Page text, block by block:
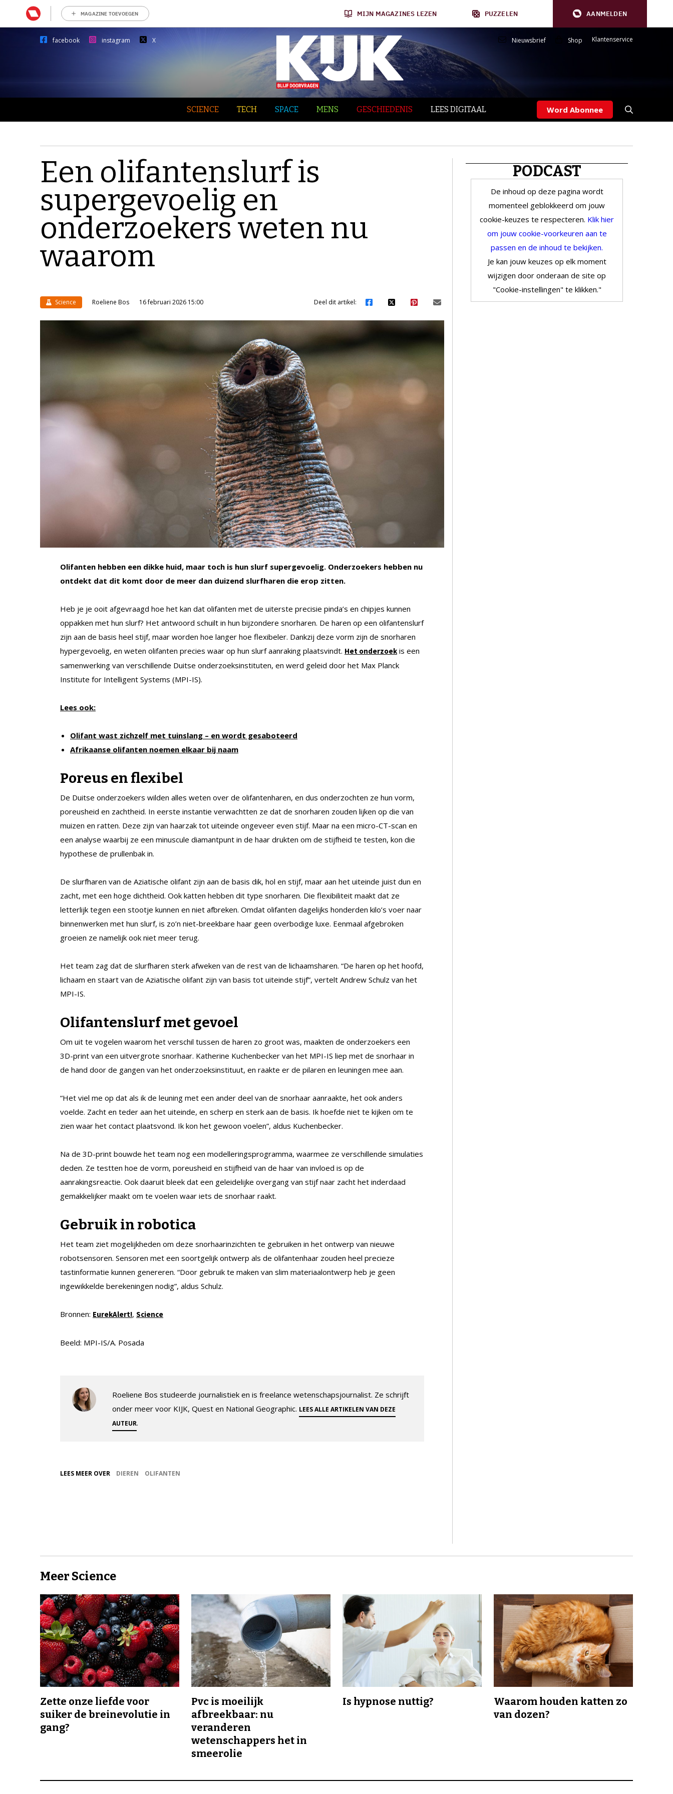
MAGAZINE TOEVOEGEN MIJN MAGAZINES LEZEN PUZZELEN AANMELDEN
facebook instagram X Nieuwsbrief Shop Klantenservice
SCIENCE TECH SPACE MENS GESCHIEDENIS LEES DIGITAAL Word Abonnee
Een olifantenslurf is
supergevoelig en
onderzoekers weten nu
waarom
Science Roeliene Bos 16 februari 2026 15:00 Deel dit artikel:
Olifanten hebben een dikke huid, maar toch is hun slurf supergevoelig. Onderzoekers hebben nu
ontdekt dat dit komt door de meer dan duizend slurfharen die erop zitten.
Heb je je ooit afgevraagd hoe het kan dat olifanten met de uiterste precisie pinda’s en chipjes kunnen
oppakken met hun slurf? Het antwoord schuilt in hun bijzondere snorharen. De haren op een olifantenslurf
zijn aan de basis heel stijf, maar worden hoe langer hoe flexibeler. Dankzij deze vorm zijn de snorharen
hypergevoelig, en weten olifanten precies waar op hun slurf aanraking plaatsvindt. Het onderzoek is een
samenwerking van verschillende Duitse onderzoeksinstituten, en werd geleid door het Max Planck
Institute for Intelligent Systems (MPI-IS).
Lees ook:
Olifant wast zichzelf met tuinslang – en wordt gesaboteerd
Afrikaanse olifanten noemen elkaar bij naam
Poreus en flexibel
De Duitse onderzoekers wilden alles weten over de olifantenharen, en dus onderzochten ze hun vorm,
poreusheid en zachtheid. In eerste instantie verwachtten ze dat de snorharen zouden lijken op die van
muizen en ratten. Deze zijn van haarzak tot uiteinde ongeveer even stijf. Maar na een micro-CT-scan en
een analyse waarbij ze een minuscule diamantpunt in de haar drukten om de stijfheid te testen, kon die
hypothese de prullenbak in.
De slurfharen van de Aziatische olifant zijn aan de basis dik, hol en stijf, maar aan het uiteinde juist dun en
zacht, met een hoge dichtheid. Ook katten hebben dit type snorharen. Die flexibiliteit maakt dat ze
letterlijk tegen een stootje kunnen en niet afbreken. Omdat olifanten dagelijks honderden kilo’s voer naar
binnenwerken met hun slurf, is zo’n niet-breekbare haar geen overbodige luxe. Eenmaal afgebroken
groeien ze namelijk ook niet meer terug.
Het team zag dat de slurfharen sterk afweken van de rest van de lichaamsharen. “De haren op het hoofd,
lichaam en staart van de Aziatische olifant zijn van basis tot uiteinde stijf”, vertelt Andrew Schulz van het
MPI-IS.
Olifantenslurf met gevoel
Om uit te vogelen waarom het verschil tussen de haren zo groot was, maakten de onderzoekers een
3D-print van een uitvergrote snorhaar. Katherine Kuchenbecker van het MPI-IS liep met de snorhaar in
de hand door de gangen van het onderzoeksinstituut, en raakte er de pilaren en leuningen mee aan.
“Het viel me op dat als ik de leuning met een ander deel van de snorhaar aanraakte, het ook anders
voelde. Zacht en teder aan het uiteinde, en scherp en sterk aan de basis. Ik hoefde niet te kijken om te
zien waar het contact plaatsvond. Ik kon het gewoon voelen”, aldus Kuchenbecker.
Na de 3D-print bouwde het team nog een modelleringsprogramma, waarmee ze verschillende simulaties
deden. Ze testten hoe de vorm, poreusheid en stijfheid van de haar van invloed is op de
aanrakingsreactie. Ook daaruit bleek dat een geleidelijke overgang van stijf naar zacht het inderdaad
gemakkelijker maakt om te voelen waar iets de snorhaar raakt.
Gebruik in robotica
Het team ziet mogelijkheden om deze snorhaarinzichten te gebruiken in het ontwerp van nieuwe
robotsensoren. Sensoren met een soortgelijk ontwerp als de olifantenhaar zouden heel precieze
tastinformatie kunnen genereren. “Door gebruik te maken van slim materiaalontwerp heb je geen
ingewikkelde berekeningen nodig”, aldus Schulz.
Bronnen: EurekAlert!, Science
Beeld: MPI-IS/A. Posada
Roeliene Bos studeerde journalistiek en is freelance wetenschapsjournalist. Ze schrijft
onder meer voor KIJK, Quest en National Geographic. LEES ALLE ARTIKELEN VAN DEZE
AUTEUR.
LEES MEER OVER DIEREN OLIFANTEN
PODCAST
De inhoud op deze pagina wordt
momenteel geblokkeerd om jouw
cookie-keuzes te respecteren. Klik hier
om jouw cookie-voorkeuren aan te
passen en de inhoud te bekijken.
Je kan jouw keuzes op elk moment
wijzigen door onderaan de site op
"Cookie-instellingen" te klikken."
Meer Science
Zette onze liefde voor
suiker de breinevolutie in
gang?
Pvc is moeilijk
afbreekbaar: nu
veranderen
wetenschappers het in
smeerolie
Is hypnose nuttig?
Waarom houden katten zo
van dozen?